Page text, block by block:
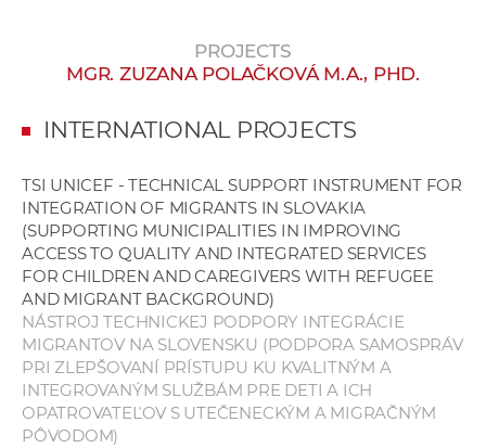
w
e
s
PROJECTS
MGR. ZUZANA POLAČKOVÁ M.A., PHD.
INTERNATIONAL PROJECTS
TSI UNICEF - TECHNICAL SUPPORT INSTRUMENT FOR
INTEGRATION OF MIGRANTS IN SLOVAKIA
(SUPPORTING MUNICIPALITIES IN IMPROVING
ACCESS TO QUALITY AND INTEGRATED SERVICES
FOR CHILDREN AND CAREGIVERS WITH REFUGEE
AND MIGRANT BACKGROUND)
NÁSTROJ TECHNICKEJ PODPORY INTEGRÁCIE
MIGRANTOV NA SLOVENSKU (PODPORA SAMOSPRÁV
PRI ZLEPŠOVANÍ PRÍSTUPU KU KVALITNÝM A
INTEGROVANÝM SLUŽBÁM PRE DETI A ICH
OPATROVATEĽOV S UTEČENECKÝM A MIGRAČNÝM
PÔVODOM)